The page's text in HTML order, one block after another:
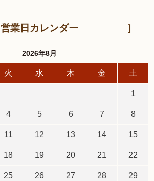
営業日カレンダー
2026年8月
火 水 木 金 土
1
4 5 6 7 8
11 12 13 14 15
18 19 20 21 22
25 26 27 28 29